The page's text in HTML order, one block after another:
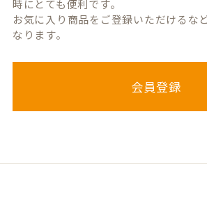
時にとても便利です。
お気に入り商品をご登録いただけるな
なります。
会員登録